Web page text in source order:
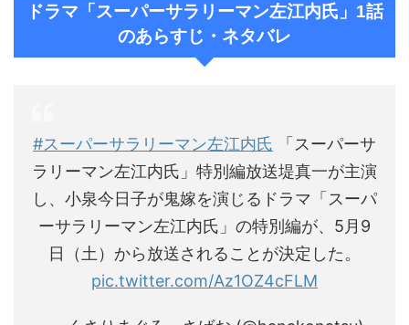
ドラマ「スーパーサラリーマン左江内氏」1話
のあらすじ・ネタバレ
#スーパーサラリーマン左江内氏 「スーパーサ
ラリーマン左江内氏」特別編放送堤真一が主演
し、小泉今日子が鬼嫁を演じるドラマ「スーパ
ーサラリーマン左江内氏」の特別編が、5月9
日（土）から放送されることが決定した。
pic.twitter.com/Az1OZ4cFLM